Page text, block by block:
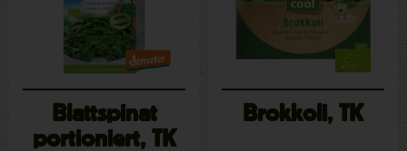
Blattspinat
portioniert, TK
Brokkoli, TK